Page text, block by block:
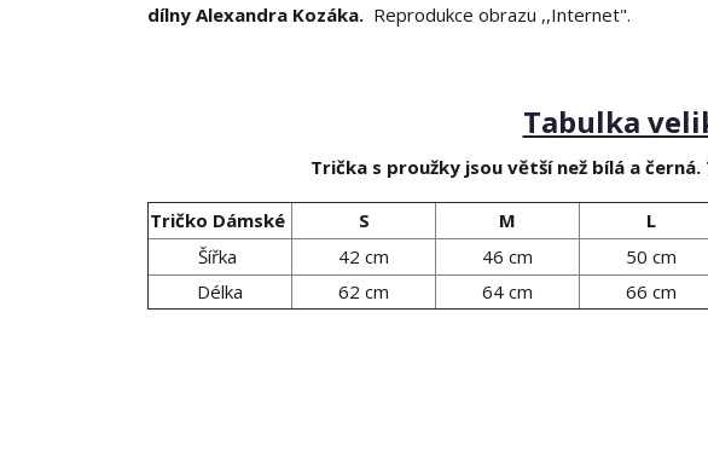
dílny Alexandra Kozáka. Reprodukce obrazu ,,Internet".
Tabulka
Trička s proužky jsou větší než bílá a
Tričko Dámské S M L
Šířka
42 cm 46 cm 50 cm
Délka
62 cm 64 cm 66 cm